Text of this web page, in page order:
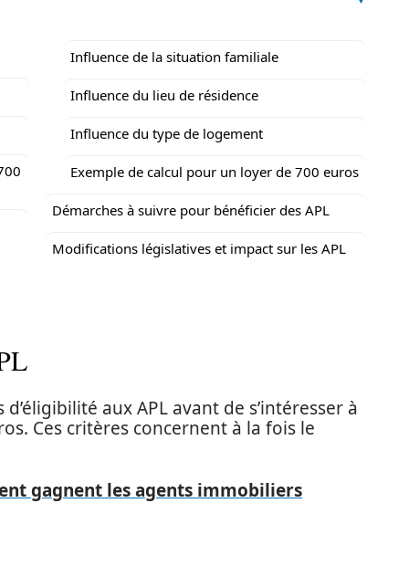
Influence de la situation familiale
Influence du lieu de résidence
Influence du type de logement
Exemple de calcul pour un loyer de 700 euros
Démarches à suivre pour bénéficier des APL
Modifications législatives et impact sur les APL
aux APL avant de s’intéresser à
Ces critères concernent à la fois le
gagnent les agents immobiliers